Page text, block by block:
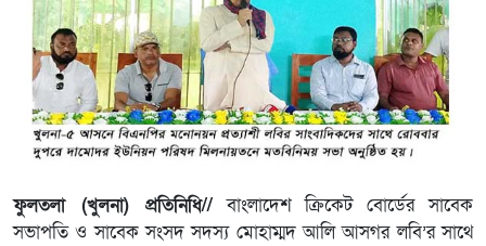
ফুলতলা (খুলনা) প্রতিনিধি//বাংলাদেশ ক্রিকেট বোর্ডের সাবেক
সভাপতি ও সাবেক সংসদ সদস্য মোহাম্মদ আলি আসগর লবি’র সাথে